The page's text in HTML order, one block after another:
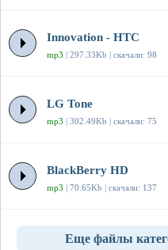
Innovation - HTC
mp3 | 297.33Kb | скачали: 98
LG Tone
mp3 | 302.49Kb | скачали: 75
BlackBerry HD
mp3 | 70.65Kb | скачали: 137
Еще файлы